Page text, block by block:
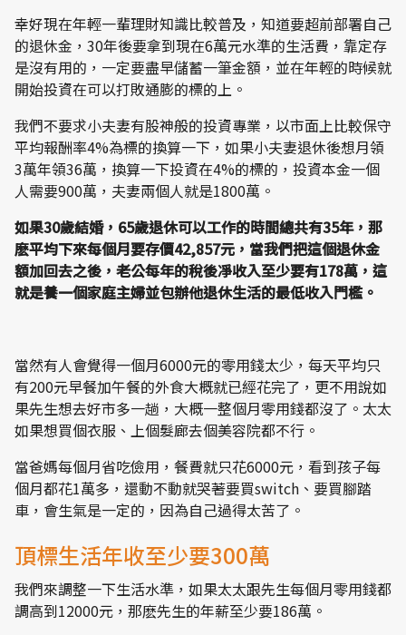
幸好現在年輕一輩理財知識比較普及，知道要超前部署自己
的退休金，30年後要拿到現在6萬元水準的生活費，靠定存
是沒有用的，一定要盡早儲蓄一筆金額，並在年輕的時候就
開始投資在可以打敗通膨的標的上。
我們不要求小夫妻有股神般的投資專業，以市面上比較保守
平均報酬率4%為標的換算一下，如果小夫妻退休後想月領
3萬年領36萬，換算一下投資在4%的標的，投資本金一個
人需要900萬，夫妻兩個人就是1800萬。
如果30歲結婚，65歲退休可以工作的時間總共有35年，那
麽平均下來每個月要存價42,857元，當我們把這個退休金
額加回去之後，老公每年的稅後凈收入至少要有178萬，這
就是養一個家庭主婦並包辦他退休生活的最低收入門檻。
當然有人會覺得一個月6000元的零用錢太少，每天平均只
有200元早餐加午餐的外食大概就已經花完了，更不用說如
果先生想去好市多一趟，大概一整個月零用錢都沒了。太太
如果想買個衣服、上個髮廊去個美容院都不行。
當爸媽每個月省吃儉用，餐費就只花6000元，看到孩子每
個月都花1萬多，還動不動就哭著要買switch、要買腳踏
車，會生氣是一定的，因為自己過得太苦了。
頂標生活年收至少要300萬
我們來調整一下生活水準，如果太太跟先生每個月零用錢都
調高到12000元，那麽先生的年薪至少要186萬。